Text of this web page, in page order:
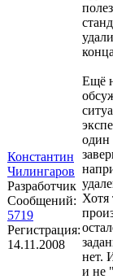
Константин
Чилингаров
Разработчик
Сообщений:
5719
Регистрация:
14.11.2008
Ещё
один
Хотя
нет.
и не